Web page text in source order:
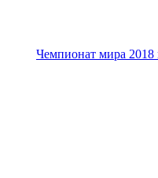
Чемпионат мира 2018